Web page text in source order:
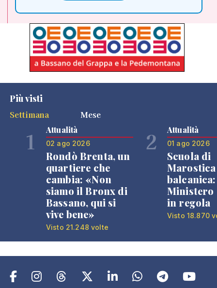
Più visti
Settimana
Mese
1 Attualità
02 ago 2026
Rondò Brenta, un
quartiere che
cambia: «Non
siamo il Bronx di
Bassano, qui si
vive bene»
Visto 21.248 volte
2 Attualità
01 ago 2026
Scuola di
Ministero
in regola
Visto 18.870